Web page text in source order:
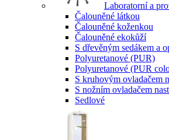
Laboratorní a
Čalouněné látkou
Čalouněné koženkou
Čalouněné ekokůží
S dřevěným sedákem a
Polyuretanové (PUR)
Polyuretanové (PUR
S kruhovým ovladačem
S nožním ovladačem
Sedlové